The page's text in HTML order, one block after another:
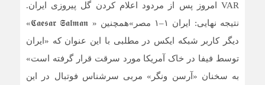
VAR امروز پس از مردود اعلام کردن گل پیروزی ایران.
نتیجه نهایی: ایران ۱–۱ مصر»همچنین « 𝕮𝖆𝖊𝖘𝖆𝖗 𝕾𝖆𝖑𝖒𝖆𝖓»
دیگر کاربر شبکه ایکس در مطلبی با این عنوان که «ایران
توسط فیفا در خاک آمریکا مورد سرقت قرار گرفته است»
به سخنان «آرسن ونگر» مربی سرشناس فوتبال در این